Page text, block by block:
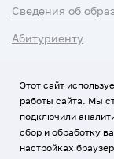
Сведения об
Абитуриенту
Использование
Политика
Этот сайт
работы сайта. Мы
подключили
сбор и обработку
настройках